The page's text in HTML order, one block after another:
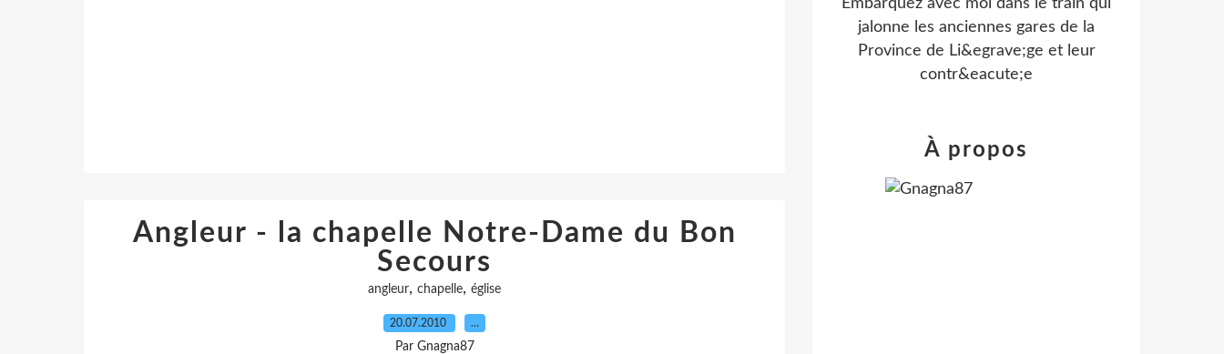
Angleur - la chapelle Notre-Dame du Bon
Secours
angleur, chapelle, église
20.07.2010 …
Par Gnagna87
Embarquez avec moi dans le train qui
jalonne les anciennes gares de la
Province de Li&egrave;ge et leur
contr&eacute;e
À propos